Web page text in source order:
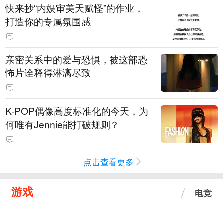
快来抄“内娱审美天赋怪”的作业，
打造你的专属氛围感
亲密关系中的爱与恐惧，被这部恐
怖片诠释得淋漓尽致
K-POP偶像高度标准化的今天，为
何唯有Jennie能打破规则？
点击查看更多
游戏 电竞